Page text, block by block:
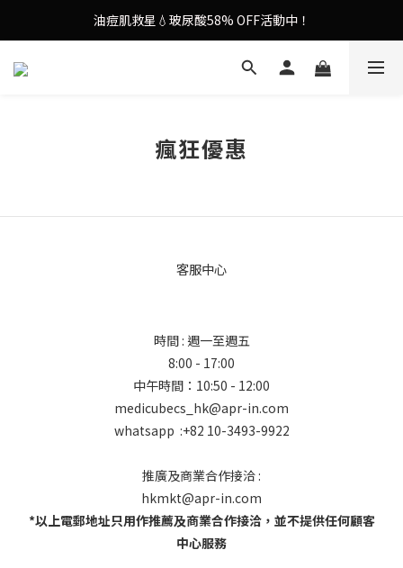
9in1多功能美容儀🌸護膚效果UP！
油痘肌救星💧玻尿酸58% OFF活動中！
果凍噴霧！一噴即現美白光透肌✨
瘋狂優惠
客服中心
時間 : 週一至週五
8:00 - 17:00
中午時間：10:50 - 12:00
medicubecs_hk@apr-in.com
whatsapp :+82 10-3493-9922
推廣及商業合作接洽 :
hkmkt@apr-in.com
*以上電郵地址只用作推薦及商業合作接洽，並不提供任何顧客
中心服務